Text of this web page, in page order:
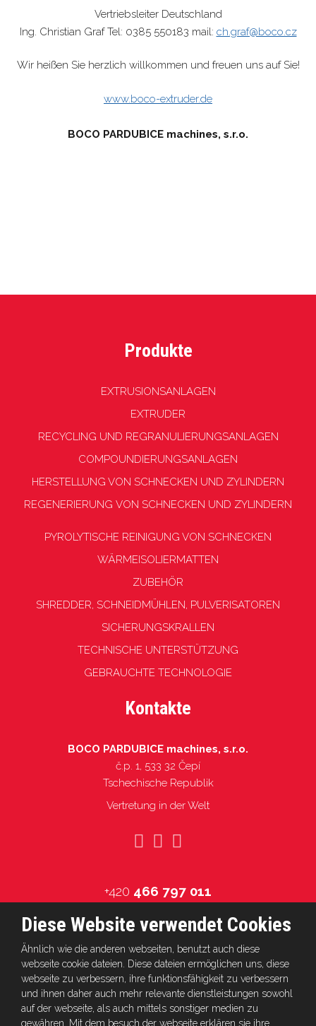
Vertriebsleiter Deutschland
Ing. Christian Graf Tel: 0385 550183 mail: ch.graf@boco.cz
Wir heißen Sie herzlich willkommen und freuen uns auf Sie!
www.boco-extruder.de
BOCO PARDUBICE machines, s.r.o.
Produkte
EXTRUSIONSANLAGEN
EXTRUDER
RECYCLING UND REGRANULIERUNGSANLAGEN
COMPOUNDIERUNGSANLAGEN
HERSTELLUNG VON SCHNECKEN UND ZYLINDERN
REGENERIERUNG VON SCHNECKEN UND ZYLINDERN
PYROLYTISCHE REINIGUNG VON SCHNECKEN
WÄRMEISOLIERMATTEN
ZUBEHÖR
SHREDDER, SCHNEIDMÜHLEN, PULVERISATOREN
SICHERUNGSKRALLEN
TECHNISCHE UNTERSTÜTZUNG
GEBRAUCHTE TECHNOLOGIE
Kontakte
BOCO PARDUBICE machines, s.r.o.
č.p. 1, 533 32 Čepí
Tschechische Republik
Vertretung in der Welt
+420 466 797 011
© 2026, BOCO PARDUBICE machines, s.r.o.
Diese Website verwendet Cookies
Ähnlich wie die anderen webseiten, benutzt auch diese
webseite cookie dateien. Diese dateien ermöglichen uns, diese
webseite zu verbessern, ihre funktionsfähigkeit zu verbessern
und ihnen daher auch mehr relevante dienstleistungen sowohl
auf der webseite, als auch mittels sonstiger medien zu
gewähren. Mit dem besuch der webseite erklären sie ihre